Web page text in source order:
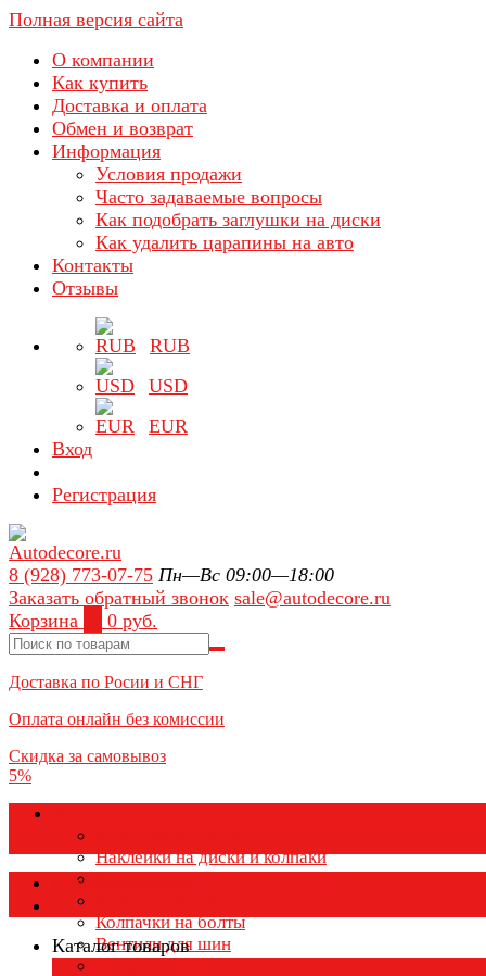
Полная версия сайта
О компании
Как купить
Доставка и оплата
Обмен и возврат
Информация
Условия продажи
Часто задаваемые вопросы
Как подобрать заглушки на диски
Как удалить царапины на авто
Контакты
Отзывы
RUB
USD
EUR
Вход
Регистрация
8 (928) 773-07-75 Пн—Вс 09:00—18:00
Заказать обратный звонок sale@autodecore.ru
Корзина
0 руб.
Доставка по Росии и СНГ
Оплата онлайн без комиссии
Скидка за самовывоз
5%
Наклейки на диски и колпаки
Колпаки на колеса
Колпачки на болты
Вентили для шин
Каталог товаров
Каталог товаров